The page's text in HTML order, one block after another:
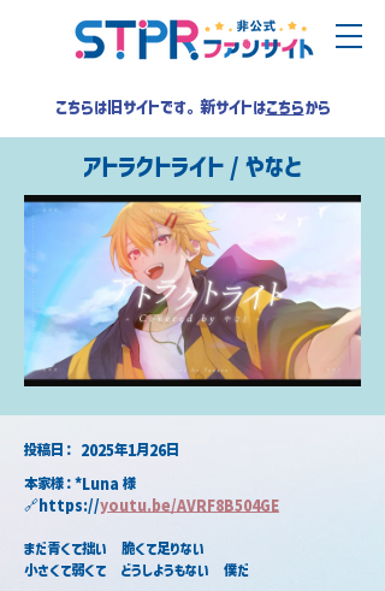
こちらは旧サイトです。新サイトはこちらから
アトラクトライト / やなと
2025年1月26日
​投稿日：
本家様：*Luna 様
🔗https://youtu.be/AVRF8B504GE
まだ青くて拙い　脆くて足りない
小さくて弱くて　どうしようもない　僕だ